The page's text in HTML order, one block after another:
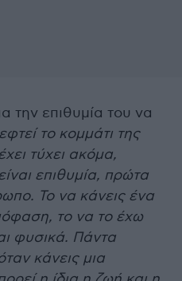
την επιθυμία του να
το κομμάτι της
τύχει ακόμα,
επιθυμία, πρώτα
Το να κάνεις ένα
το να το έχω
φυσικά. Πάντα
κάνεις μια